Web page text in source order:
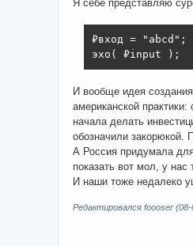
Я себе представляю
₽вход = "abcd";
эхо( ₽input );
И вообще идея
американской
начала делать
обозначили закорюкой.
А Россия придумала
показать вот мол, у
И наши тоже недалеко
Редактировался foooser